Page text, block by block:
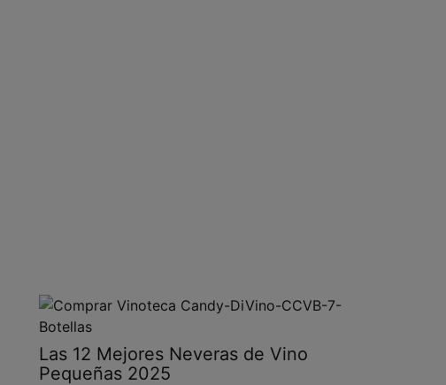
Las 12 Mejores Neveras de Vino
Pequeñas 2025